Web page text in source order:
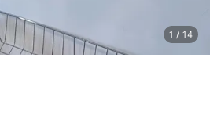
1 / 14